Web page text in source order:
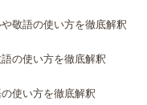
敬語の使い方を徹底解釈
の使い方を徹底解釈
使い方を徹底解釈